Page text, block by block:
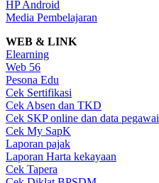
HP Android
Media Pembelajaran
WEB & LINK
Elearning
Web 56
Pesona Edu
Cek Sertifikasi
Cek Absen dan TKD
Cek SKP online dan data pegawai
Cek My SapK
Laporan pajak
Laporan Harta kekayaan
Cek Tapera